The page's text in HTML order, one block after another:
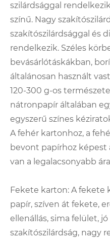
szilárdsággal
színű. Nagy
szakítószilárdsággal és
rendelkezik. Széles
bevásárlótáskákban,
általánosan használt
120-300 g-os
nátronpapír általában
egyszerű színes
A fehér kartonhoz, a
bevont papírhoz képest
van a legalacsonyabb
Fekete karton: A fekete
papír, szíven át fekete,
ellenállás, sima felület,
szakítószilárdság, nagy